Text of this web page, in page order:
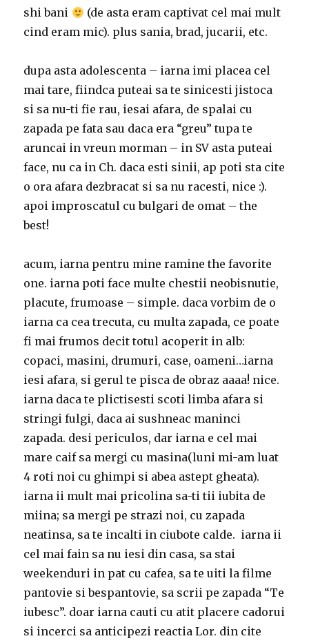
shi bani
(de asta eram captivat cel mai mult
cind eram mic). plus sania, brad, jucarii, etc.
dupa asta adolescenta – iarna imi placea cel
mai tare, fiindca puteai sa te sinicesti jistoca
si sa nu-ti fie rau, iesai afara, de spalai cu
zapada pe fata sau daca era “greu” tupa te
aruncai in vreun morman – in SV asta puteai
face, nu ca in Ch. daca esti sinii, ap poti sta cite
o ora afara dezbracat si sa nu racesti, nice :).
apoi improscatul cu bulgari de omat – the
best!
acum, iarna pentru mine ramine the favorite
one. iarna poti face multe chestii neobisnutie,
placute, frumoase – simple. daca vorbim de o
iarna ca cea trecuta, cu multa zapada, ce poate
fi mai frumos decit totul acoperit in alb:
copaci, masini, drumuri, case, oameni…iarna
iesi afara, si gerul te pisca de obraz aaaa! nice.
iarna daca te plictisesti scoti limba afara si
stringi fulgi, daca ai sushneac maninci
zapada. desi periculos, dar iarna e cel mai
mare caif sa mergi cu masina(luni mi-am luat
4 roti noi cu ghimpi si abea astept gheata).
iarna ii mult mai pricolina sa-ti tii iubita de
miina; sa mergi pe strazi noi, cu zapada
neatinsa, sa te incalti in ciubote calde. iarna ii
cel mai fain sa nu iesi din casa, sa stai
weekenduri in pat cu cafea, sa te uiti la filme
pantovie si bespantovie, sa scrii pe zapada “Te
iubesc”. doar iarna cauti cu atit placere cadorui
si incerci sa anticipezi reactia Lor. din cite